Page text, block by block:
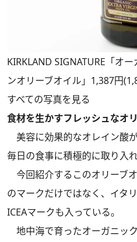
KIRKLAND SIGNATURE「オ
ンオリーブオイル」1,387円
すべての写真を見る
食材を生かすフレッシュなオ
美容に効果的なオレイン酸
毎日の食事に積極的に取り入れ
今回紹介するこのオリーブ
のマークだけではなく、イタ
ICEAマークも入っている。
地中海で育ったオーガニッ